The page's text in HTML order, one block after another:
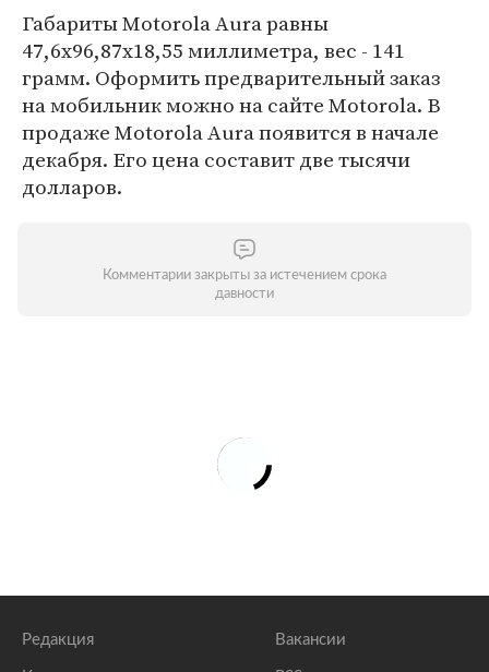
Габариты Motorola Aura равны
47,6x96,87x18,55 миллиметра, вес - 141
грамм. Оформить предварительный заказ
на мобильник можно на сайте Motorola. В
продаже Motorola Aura появится в начале
декабря. Его цена составит две тысячи
долларов.
Комментарии закрыты за истечением срока
давности
Редакция Вакансии